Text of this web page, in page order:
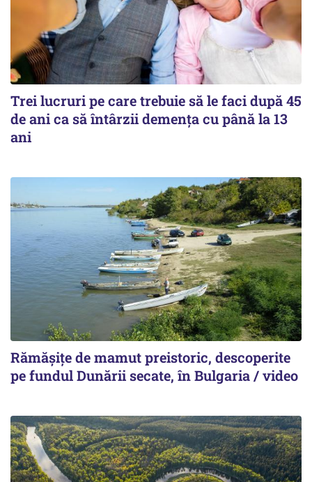
Trei lucruri pe care trebuie să le faci după 45
de ani ca să întârzii demența cu până la 13
ani
Rămășițe de mamut preistoric, descoperite
pe fundul Dunării secate, în Bulgaria / video